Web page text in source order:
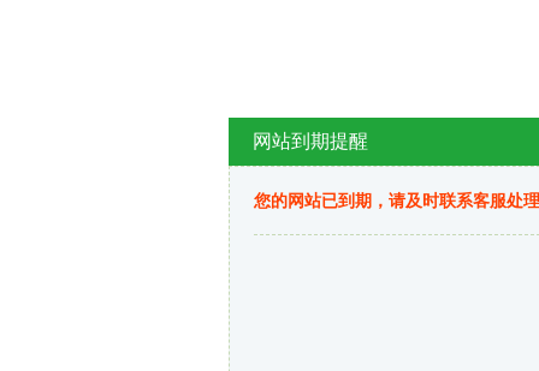
网站到期提醒
您的网站已到期，请及时联系客服处理